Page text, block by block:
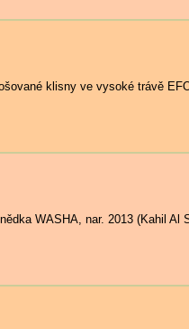
klisny ve vysoké trávě
WASHA, nar. 2013 (Kahil Al